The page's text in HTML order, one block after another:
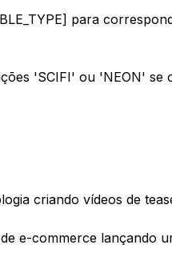
para
'SCIFI' ou 'NEON'
criando vídeos de
e-commerce lançando